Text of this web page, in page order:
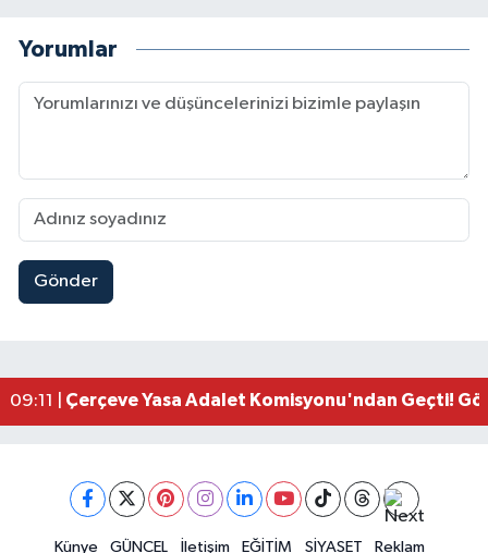
Yorumlar
Gönder
17:19 |Kahramanmaraşlı İşçi Adana'daki Tünel
09:11 | Çerçeve Yasa Adalet Komisyonu'ndan Geçti!
09:04 |Kahramanmaraş'taki Okul Saldırısı TBMM
Kahramanmaraş'ta Pusula Maraş Eğitim
Kahramanmaraş'ta Tarım İçin Su Seferberliği
20:02 |Kahramanmaraş'ta 5 Kilometrelik Yolda Sıcak
Künye GÜNCEL İletişim EĞİTİM SİYASET
Reklam